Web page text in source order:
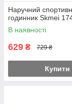
Наручний
годинник Skmei
В наявності
629 ₴ 729 ₴
Купити